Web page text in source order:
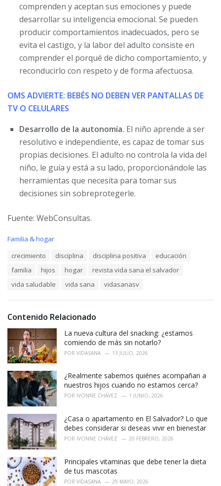
comprenden y aceptan sus emociones y puede
desarrollar su inteligencia emocional. Se pueden
producir comportamientos inadecuados, pero se
evita el castigo, y la labor del adulto consiste en
comprender el porqué de dicho comportamiento, y
reconducirlo con respeto y de forma afectuosa.
OMS ADVIERTE: BEBÉS NO DEBEN VER PANTALLAS DE
TV O CELULARES
Desarrollo de la autonomía. El niño aprende a ser
resolutivo e independiente, es capaz de tomar sus
propias decisiones. El adulto no controla la vida del
niño, le guía y está a su lado, proporcionándole las
herramientas que necesita para tomar sus
decisiones sin sobreprotegerle.
Fuente: WebConsultas.
C
s
:
Familia & hogar
crecimiento disciplina disciplina positiva
educación
familia
hijos hogar
revista vida sana el salvador
vida saludable
vida sana vidasanasv
Contenido Relacionado
La nueva cultura del snacking: ¿estamos
comiendo de más sin notarlo?
POR VIDASANA 13 JULIO, 2026
¿Realmente sabemos quiénes acompañan a
nuestros hijos cuando no estamos cerca?
POR IVONNE CHÁVEZ 1 JUNIO, 2026
¿Casa o apartamento en El Salvador? Lo que
debes considerar si deseas vivir en bienestar
POR IVONNE CHÁVEZ 20 FEBRERO, 2026
Principales vitaminas que debe tener la dieta
de tus mascotas
POR VIDASANA 29 MAYO, 2026